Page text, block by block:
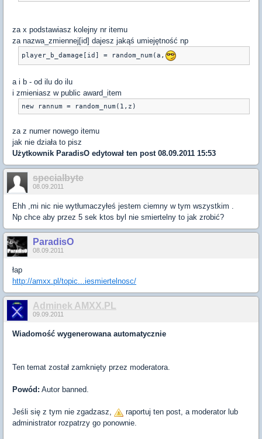
za x podstawiasz kolejny nr itemu
za nazwa_zmiennej[id] dajesz jakąś umiejętność np
player_b_damage[id] = random_num(a,
a i b - od ilu do ilu
i zmieniasz w public award_item
za z numer nowego itemu
jak nie działa to pisz
Użytkownik ParadisO edytował ten post 08.09.2011 15:53
specialbyte
08.09.2011
Ehh ,mi nic nie wytłumaczyłeś jestem ciemny w tym wszystkim .
Np chce aby przez 5 sek ktos byl nie smiertelny to jak zrobić?
ParadisO
08.09.2011
łap
http://amxx.pl/topic...iesmiertelnosc/
Adminek AMXX.PL
09.09.2011
Wiadomość wygenerowana automatycznie
Ten temat został zamknięty przez moderatora.
Powód: Autor banned.
Jeśli się z tym nie zgadzasz,
raportuj ten post, a moderator lub
administrator rozpatrzy go ponownie.